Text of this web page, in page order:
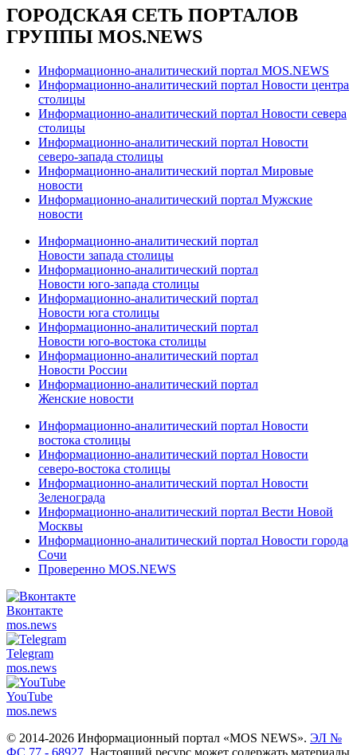
ГОРОДСКАЯ СЕТЬ ПОРТАЛОВ
ГРУППЫ MOS.NEWS
Информационно-аналитический портал MOS.NEWS
Информационно-аналитический портал Новости центра
столицы
Информационно-аналитический портал Новости севера
столицы
Информационно-аналитический портал Новости
северо-запада столицы
Информационно-аналитический портал Мировые
новости
Информационно-аналитический портал Мужские
новости
Информационно-аналитический портал
Новости запада столицы
Информационно-аналитический портал
Новости юго-запада столицы
Информационно-аналитический портал
Новости юга столицы
Информационно-аналитический портал
Новости юго-востока столицы
Информационно-аналитический портал
Новости России
Информационно-аналитический портал
Женские новости
Информационно-аналитический портал Новости
востока столицы
Информационно-аналитический портал Новости
северо-востока столицы
Информационно-аналитический портал Новости
Зеленограда
Информационно-аналитический портал Вести Новой
Москвы
Информационно-аналитический портал Новости города
Сочи
Проверенно MOS.NEWS
Вконтакте
mos.news
Telegram
mos.news
YouTube
mos.news
© 2014-2026 Информационный портал «MOS NEWS». ЭЛ №
ФС 77 - 68927 . Настоящий ресурс может содержать материалы